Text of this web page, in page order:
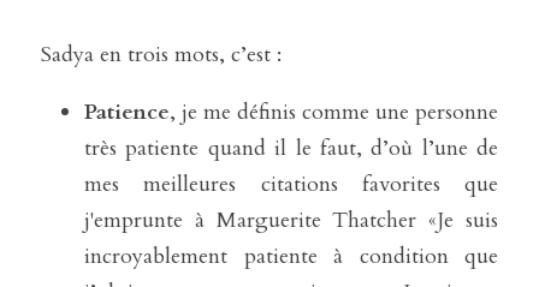
Sadya en trois mots, c’est :
Patience, je me définis comme une personne
très patiente quand il le faut, d’où l’une de
mes meilleures citations favorites que
j'emprunte à Marguerite Thatcher «Je suis
incroyablement patiente à condition que